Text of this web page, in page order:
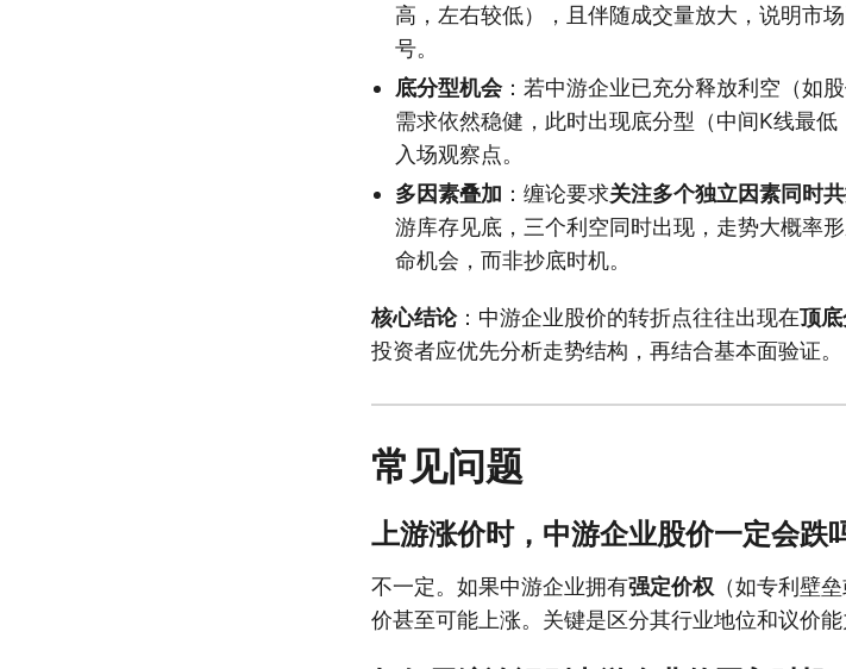
高，左右较低），且伴随成交量放大，说明市
号。
底分型机会：若中游企业已充分释放利空（如
需求依然稳健，此时出现底分型（中间K线最
入场观察点。
多因素叠加 ：缠论要求关注多个独立因素同时
游库存见底，三个利空同时出现，走势大概率
命机会，而非抄底时机。
核心结论：中游企业股价的转折点往往出现在顶
投资者应优先分析走势结构，再结合基本面验证。
常见问题
上游涨价时，中游企业股价一定会跌
不一定。如果中游企业拥有强定价权 （如专利壁
价甚至可能上涨。关键是区分其行业地位和议价能